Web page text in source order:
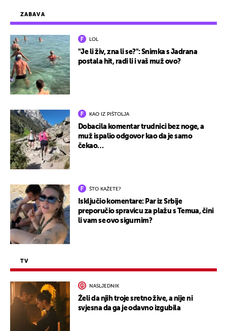
ZABAVA
LOL
"Je li živ, zna li se?": Snimka s Jadrana
postala hit, radi li i vaš muž ovo?
KAO IZ PIŠTOLJA
Dobacila komentar trudnici bez noge, a
muž ispalio odgovor kao da je samo
čekao…
ŠTO KAŽETE?
Isključio komentare: Par iz Srbije
preporučio spravicu za plažu s Temua, čini
li vam se ovo sigurnim?
TV
NASLJEDNIK
Želi da njih troje sretno žive, a nije ni
svjesna da ga je odavno izgubila